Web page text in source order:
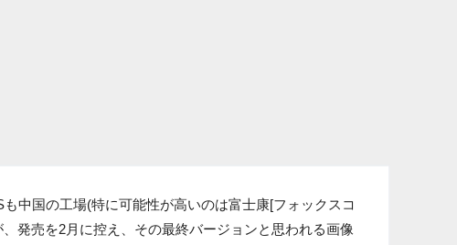
中国の工場(特に可能性が高いのは富士康[フォックスコ
発売を2月に控え、その最終バージョンと思われる画像